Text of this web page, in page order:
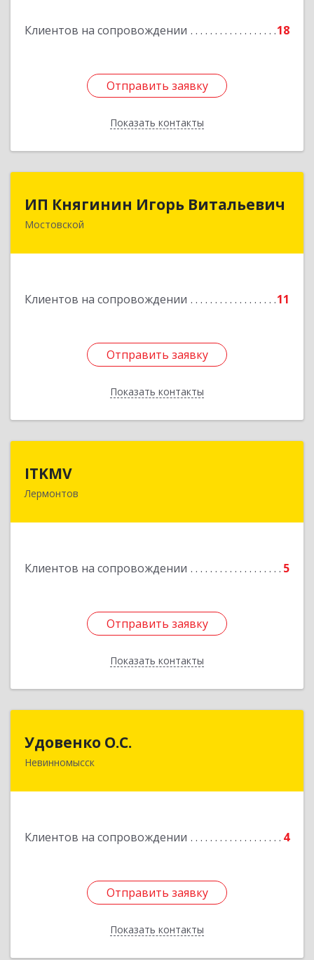
Клиентов на сопровождении 18
Отправить заявку
Показать контакты
Отправить заявку
Назад
ИП Княгинин Игорь Витальевич
Мостовской
Клиентов на сопровождении 11
Отправить заявку
Показать контакты
352570, Краснодарский край, Мостовский р-н,
Отправить заявку
Назад
ITKMV
Лермонтов
Клиентов на сопровождении 5
Отправить заявку
Показать контакты
Отправить заявку
Назад
Удовенко О.С.
Невинномысск
Клиентов на сопровождении 4
Отправить заявку
Показать контакты
357 100, г.Невинномысск, ул.Революцеонная,
Отправить заявку
Назад